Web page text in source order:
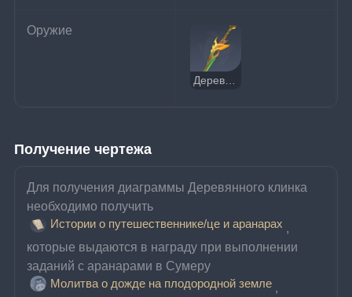
Оружие
Деревянный клинок
Получение чертежа
Для получения диаграммы Деревянного клинка
необходимо получить
Истории о путешественнике/це и аранарах ,
которые выдаются в награду при выполнении
заданий с аранарами в Сумеру
Молитва о дожде на плодородной земле